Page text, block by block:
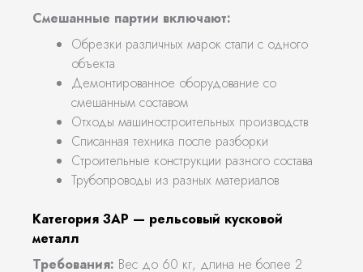
Смешанные партии включают:
Обрезки различных марок стали с одного
объекта
Демонтированное оборудование со
смешанным составом
Отходы машиностроительных производств
Списанная техника после разборки
Строительные конструкции разного состава
Трубопроводы из разных материалов
Категория 3АР — рельсовый кусковой
металл
Требования: Вес до 60 кг, длина не более 2